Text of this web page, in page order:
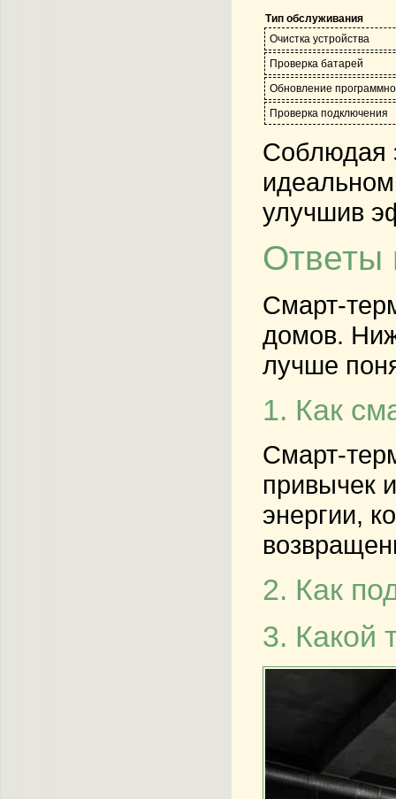
Тип обслуживания
Очистка устройства
Проверка батарей
Обновление
Проверка подключения
Соблюдая
идеальном
улучшив
Ответы
Смарт-
домов.
лучше
1. Как
Смарт-
привычек
энергии,
2. Как
3. Какой